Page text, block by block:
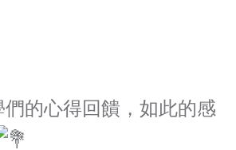
的心得回饋，如此的感